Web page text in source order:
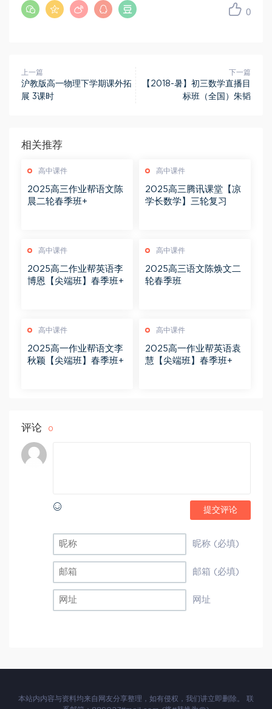
0
上一篇
沪教版高一物理下学期课外拓
展 3课时
下一篇
【2018-暑】初三数学直播目
标班（全国）朱韬
相关推荐
高中课件
2025高三作业帮语文陈
晨二轮春季班+
高中课件
2025高三腾讯课堂【凉
学长数学】三轮复习
高中课件
2025高二作业帮英语李
博恩【尖端班】春季班+
高中课件
2025高三语文陈焕文二
轮春季班
高中课件
2025高一作业帮语文李
秋颖【尖端班】春季班+
高中课件
2025高一作业帮英语袁
慧【尖端班】春季班+
评论 0
提交评论
昵称 (必填)
邮箱 (必填)
网址
本站内内容与资料均来自网友分享整理，如有侵权，我们讲立即删除。 联